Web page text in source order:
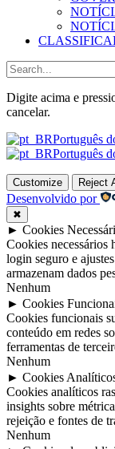
Digite acima e
cancelar.
Português
Português
Customize Reject
Desenvolvido por
✖
► Cookies
Cookies necessários
login seguro e
armazenam dados
Nenhum
► Cookies
Cookies funcionais
conteúdo em redes
ferramentas de
Nenhum
► Cookies
Cookies analíticos
insights sobre
rejeição e fontes de
Nenhum